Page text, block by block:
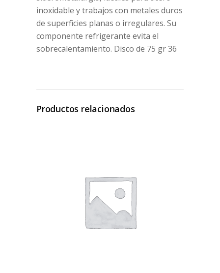
inoxidable y trabajos con metales duros
de superficies planas o irregulares. Su
componente refrigerante evita el
sobrecalentamiento. Disco de 75 gr 36
Productos relacionados